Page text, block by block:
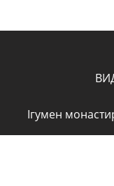
Ігумен